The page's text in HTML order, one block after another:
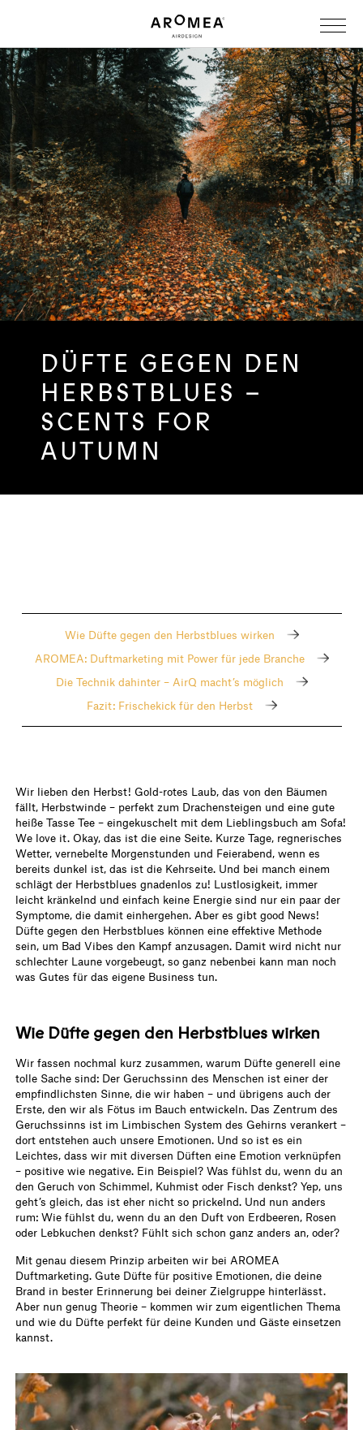
DÜFTE GEGEN DEN
HERBSTBLUES –
SCENTS FOR
AUTUMN
Wie Düfte gegen den Herbstblues wirken
AROMEA: Duftmarketing mit Power für jede Branche
Die Technik dahinter – AirQ macht’s möglich
Fazit: Frischekick für den Herbst
Wir lieben den Herbst! Gold-rotes Laub, das von den Bäumen
fällt, Herbstwinde – perfekt zum Drachensteigen und eine gute
heiße Tasse Tee – eingekuschelt mit dem Lieblingsbuch am Sofa!
We love it. Okay, das ist die eine Seite. Kurze Tage, regnerisches
Wetter, vernebelte Morgenstunden und Feierabend, wenn es
bereits dunkel ist, das ist die Kehrseite. Und bei manch einem
schlägt der Herbstblues gnadenlos zu! Lustlosigkeit, immer
leicht kränkelnd und einfach keine Energie sind nur ein paar der
Symptome, die damit einhergehen. Aber es gibt good News!
Düfte gegen den Herbstblues können eine effektive Methode
sein, um Bad Vibes den Kampf anzusagen. Damit wird nicht nur
schlechter Laune vorgebeugt, so ganz nebenbei kann man noch
was Gutes für das eigene Business tun.
Wie Düfte gegen den Herbstblues wirken
Wir fassen nochmal kurz zusammen, warum Düfte generell eine
tolle Sache sind: Der Geruchssinn des Menschen ist einer der
empfindlichsten Sinne, die wir haben – und übrigens auch der
Erste, den wir als Fötus im Bauch entwickeln. Das Zentrum des
Geruchssinns ist im Limbischen System des Gehirns verankert –
dort entstehen auch unsere Emotionen. Und so ist es ein
Leichtes, dass wir mit diversen Düften eine Emotion verknüpfen
– positive wie negative. Ein Beispiel? Was fühlst du, wenn du an
den Geruch von Schimmel, Kuhmist oder Fisch denkst? Yep, uns
geht’s gleich, das ist eher nicht so prickelnd. Und nun anders
rum: Wie fühlst du, wenn du an den Duft von Erdbeeren, Rosen
oder Lebkuchen denkst? Fühlt sich schon ganz anders an, oder?
Mit genau diesem Prinzip arbeiten wir bei AROMEA
Duftmarketing. Gute Düfte für positive Emotionen, die deine
Brand in bester Erinnerung bei deiner Zielgruppe hinterlässt.
Aber nun genug Theorie – kommen wir zum eigentlichen Thema
und wie du Düfte perfekt für deine Kunden und Gäste einsetzen
kannst.